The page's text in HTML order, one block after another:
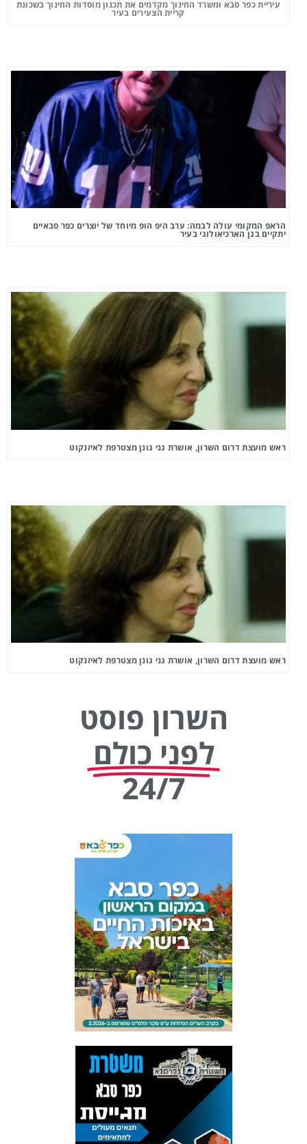
עיריית כפר סבא ומשרד החינוך מקדמים את תכנון מוסדות החינוך בשכונת
קריית הצעירים בעיר
הראפ המקומי עולה לבמה: ערב היפ הופ מיוחד של יוצרים כפר סבאיים
יתקיים בגן הארכיאולוגי בעיר
ראש מועצת דרום השרון, אושרת גני גונן מצטרפת לאיזנקוט
ראש מועצת דרום השרון, אושרת גני גונן מצטרפת לאיזנקוט
השרון פוסט
לפני כולם
24/7